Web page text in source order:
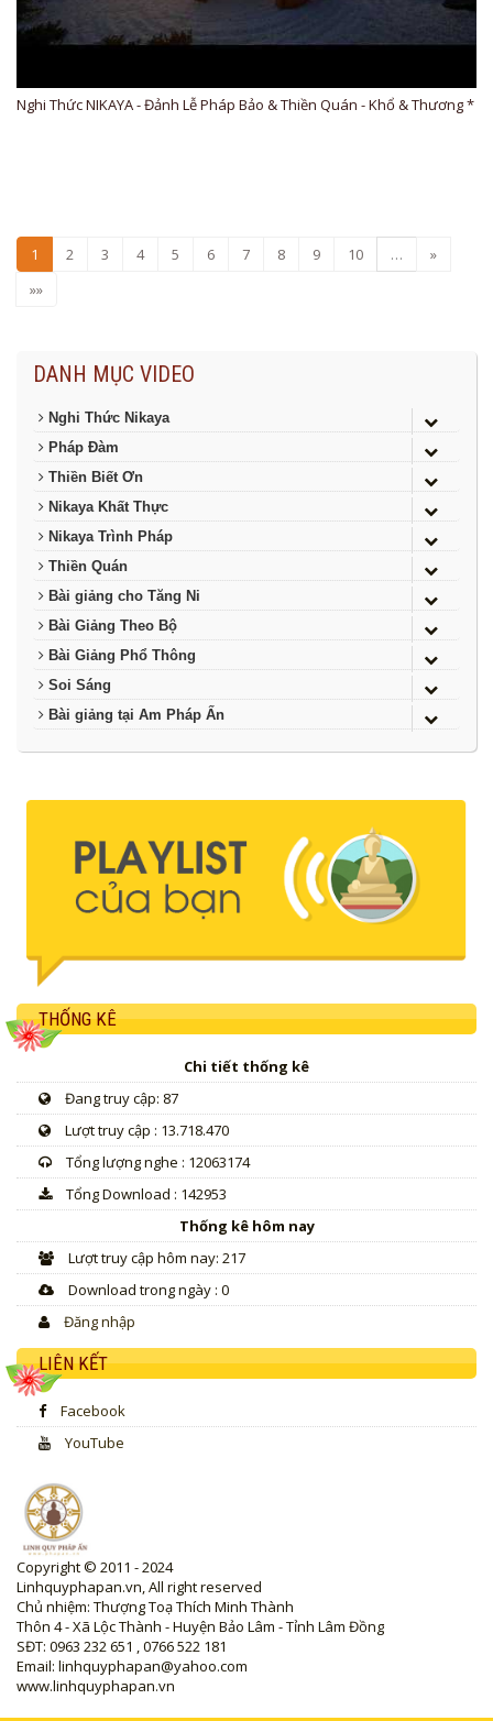
Nghi Thức NIKAYA - Đảnh Lễ Pháp Bảo & Thiền Quán - Khổ & Thương *
1 2 3 4 5 6 7 8 9 10 …
»
»»
DANH MỤC VIDEO
Nghi Thức Nikaya
Pháp Đàm
Thiền Biết Ơn
Nikaya Khất Thực
Nikaya Trình Pháp
Thiền Quán
Bài giảng cho Tăng Ni
Bài Giảng Theo Bộ
Bài Giảng Phổ Thông
Soi Sáng
Bài giảng tại Am Pháp Ấn
THỐNG KÊ
Chi tiết thống kê
Đang truy cập: 87
Lượt truy cập : 13.718.470
Tổng lượng nghe : 12063174
Tổng Download : 142953
Thống kê hôm nay
Lượt truy cập hôm nay: 217
Download trong ngày : 0
Đăng nhập
LIÊN KẾT
Facebook
YouTube
Copyright © 2011 - 2024
Linhquyphapan.vn, All right reserved
Chủ nhiệm: Thượng Toạ Thích Minh Thành
Thôn 4 - Xã Lộc Thành - Huyện Bảo Lâm - Tỉnh Lâm Đồng
SĐT: 0963 232 651 , 0766 522 181
Email: linhquyphapan@yahoo.com
www.linhquyphapan.vn